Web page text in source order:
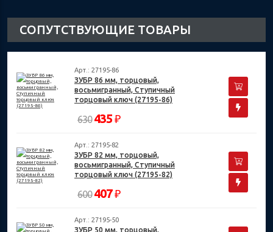
СОПУТСТВУЮЩИЕ ТОВАРЫ
Арт.: 27195-86
ЗУБР 86 мм, торцовый,
восьмигранный, Ступичный
торцовый ключ (27195-86)
630 435 ₽
Арт.: 27195-82
ЗУБР 82 мм, торцовый,
восьмигранный, Ступичный
торцовый ключ (27195-82)
600 407₽
Арт.: 27195-50
ЗУБР 50 мм, торцовый,